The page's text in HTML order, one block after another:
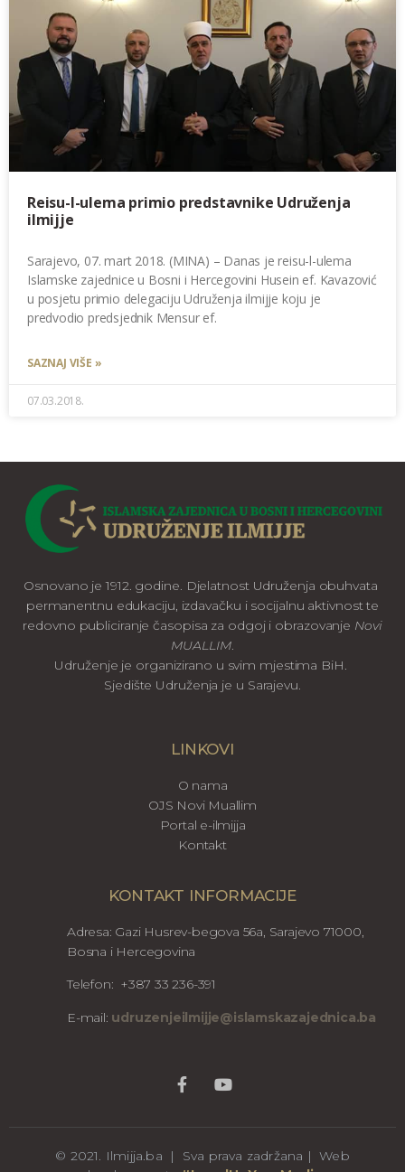
Reisu-l-ulema primio predstavnike Udruženja
ilmijje
Sarajevo, 07. mart 2018. (MINA) – Danas je reisu-l-ulema
Islamske zajednice u Bosni i Hercegovini Husein ef. Kavazović
u posjetu primio delegaciju Udruženja ilmijje koju je
predvodio predsjednik Mensur ef.
SAZNAJ VIŠE »
07.03.2018.
Osnovano je 1912. godine. Djelatnost Udruženja obuhvata
permanentnu edukaciju, izdavačku i socijalnu aktivnost te
redovno publiciranje časopisa za odgoj i obrazovanje Novi
MUALLIM.
Udruženje je organizirano u svim mjestima BiH.
Sjedište Udruženja je u Sarajevu.
LINKOVI
O nama
OJS Novi Muallim
Portal e-ilmijja
Kontakt
KONTAKT INFORMACIJE
Adresa: Gazi Husrev-begova 56a, Sarajevo 71000,
Bosna i Hercegovina
Telefon: +387 33 236-391
E-mail: udruzenjeilmijje@islamskazajednica.ba
© 2021. Ilmijja.ba | Sva prava zadržana | Web